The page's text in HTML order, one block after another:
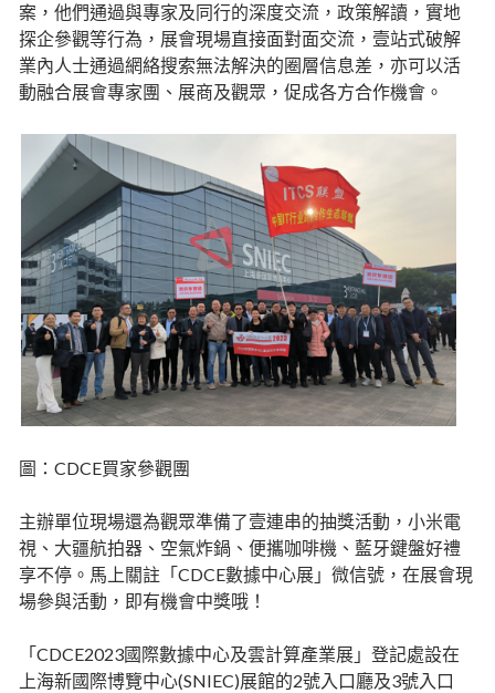
案，他們通過與專家及同行的深度交流，政策解讀，實地
探企參觀等行為，展會現場直接面對面交流，壹站式破解
業內人士通過網絡搜索無法解決的圈層信息差，亦可以活
動融合展會專家團、展商及觀眾，促成各方合作機會。
圖：CDCE買家參觀團
主辦單位現場還為觀眾準備了壹連串的抽獎活動，小米電
視、大疆航拍器、空氣炸鍋、便攜咖啡機、藍牙鍵盤好禮
享不停。馬上關註「CDCE數據中心展」微信號，在展會現
場參與活動，即有機會中獎哦！
「CDCE2023國際數據中心及雲計算產業展」登記處設在
上海新國際博覽中心(SNIEC)展館的2號入口廳及3號入口